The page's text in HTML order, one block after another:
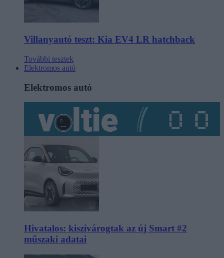
Villanyautó teszt: Kia EV4 LR hatchback
További tesztek
Elektromos autó
Elektromos autó
Hivatalos: kiszivárogtak az új Smart #2
műszaki adatai